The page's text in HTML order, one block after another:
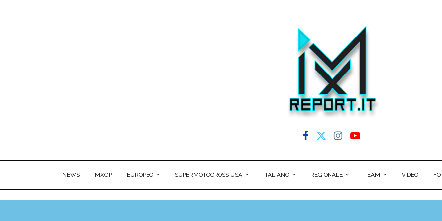
NEWS MXGP EUROPEO SUPERMOTOCROSS USA ITALIANO REGIONALE TEAM VIDEO